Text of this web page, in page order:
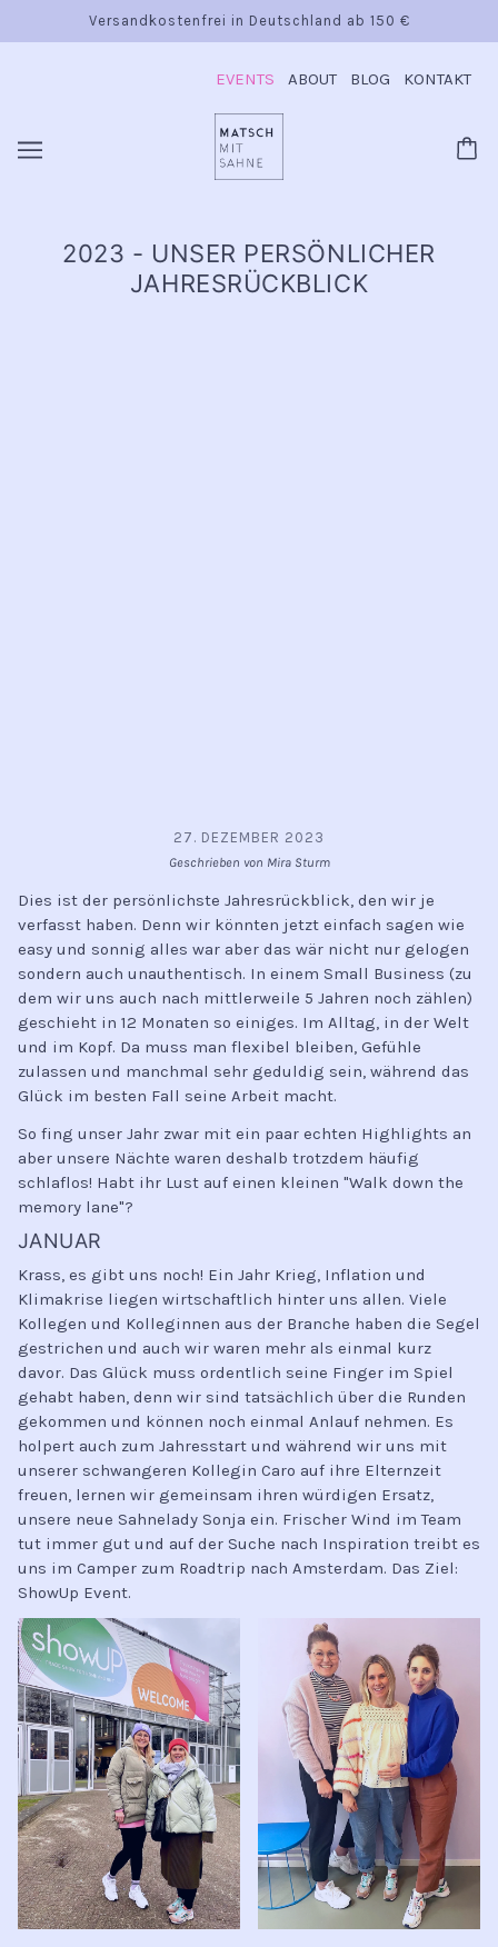
Versandkostenfrei in Deutschland ab 150 €
EVENTS ABOUT BLOG KONTAKT
2023 - UNSER PERSÖNLICHER
JAHRESRÜCKBLICK
27. DEZEMBER 2023
Geschrieben von Mira Sturm
Dies ist der persönlichste Jahresrückblick, den wir je
verfasst haben. Denn wir könnten jetzt einfach sagen wie
easy und sonnig alles war aber das wär nicht nur gelogen
sondern auch unauthentisch. In einem Small Business (zu
dem wir uns auch nach mittlerweile 5 Jahren noch zählen)
geschieht in 12 Monaten so einiges. Im Alltag, in der Welt
und im Kopf. Da muss man flexibel bleiben, Gefühle
zulassen und manchmal sehr geduldig sein, während das
Glück im besten Fall seine Arbeit macht.
So fing unser Jahr zwar mit ein paar echten Highlights an
aber unsere Nächte waren deshalb trotzdem häufig
schlaflos! Habt ihr Lust auf einen kleinen "Walk down the
memory lane"?
JANUAR
Krass, es gibt uns noch! Ein Jahr Krieg, Inflation und
Klimakrise liegen wirtschaftlich hinter uns allen. Viele
Kollegen und Kolleginnen aus der Branche haben die Segel
gestrichen und auch wir waren mehr als einmal kurz
davor. Das Glück muss ordentlich seine Finger im Spiel
gehabt haben, denn wir sind tatsächlich über die Runden
gekommen und können noch einmal Anlauf nehmen. Es
holpert auch zum Jahresstart und während wir uns mit
unserer schwangeren Kollegin Caro auf ihre Elternzeit
freuen, lernen wir gemeinsam ihren würdigen Ersatz,
unsere neue Sahnelady Sonja ein. Frischer Wind im Team
tut immer gut und auf der Suche nach Inspiration treibt es
uns im Camper zum Roadtrip nach Amsterdam. Das Ziel:
ShowUp Event.